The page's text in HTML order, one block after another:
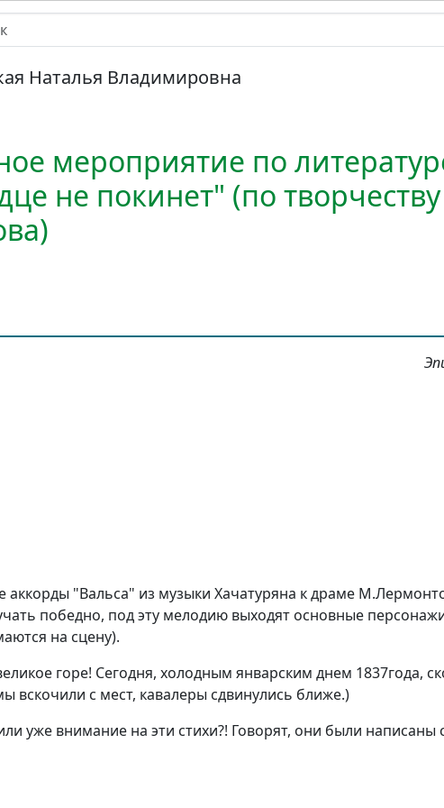
Наталья Владимировна
мероприятие по
не покинет" (по
аккорды "Вальса" из музыки Хачатуряна к драме
победно, под эту мелодию выходят основные
на сцену).
горе! Сегодня, холодным январским днем 1837года,
вскочили с мест, кавалеры сдвинулись ближе.)
уже внимание на эти стихи?! Говорят, они были написаны